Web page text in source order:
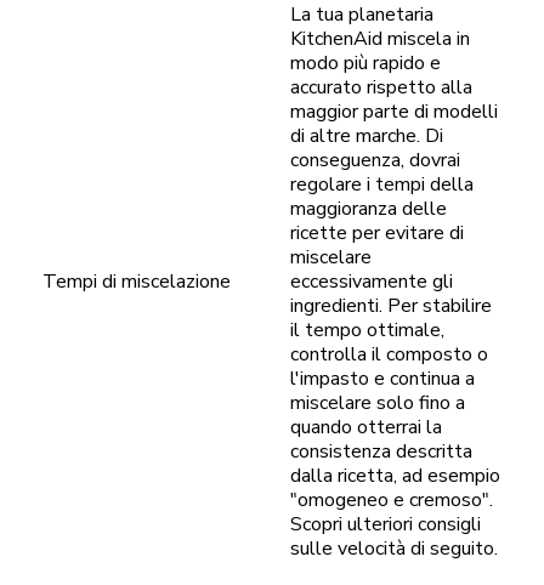
Tempi di miscelazione
La tua planetaria
KitchenAid miscela in
modo più rapido e
accurato rispetto alla
maggior parte di modelli
di altre marche. Di
conseguenza, dovrai
regolare i tempi della
maggioranza delle
ricette per evitare di
miscelare
eccessivamente gli
ingredienti. Per stabilire
il tempo ottimale,
controlla il composto o
l'impasto e continua a
miscelare solo fino a
quando otterrai la
consistenza descritta
dalla ricetta, ad esempio
"omogeneo e cremoso".
Scopri ulteriori consigli
sulle velocità di seguito.